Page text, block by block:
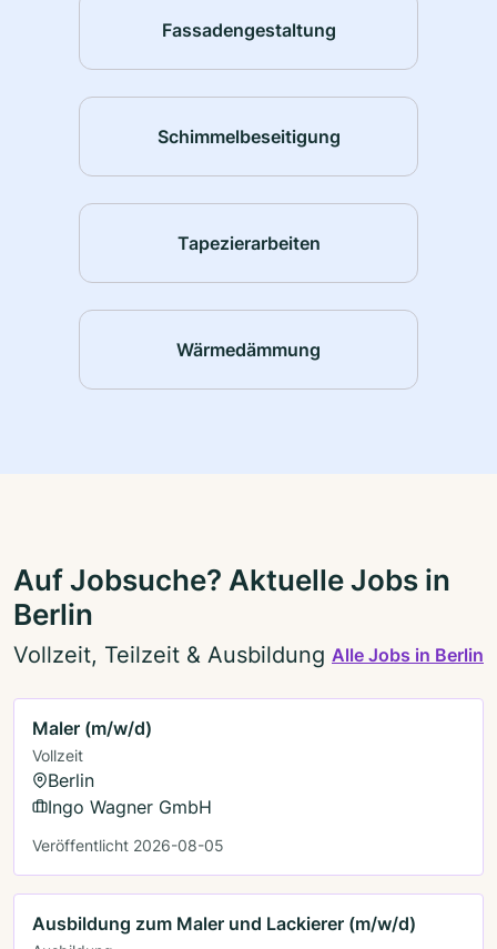
Fassadengestaltung
Schimmelbeseitigung
Tapezierarbeiten
Wärmedämmung
Auf Jobsuche? Aktuelle Jobs in
Berlin
Vollzeit, Teilzeit & Ausbildung Alle Jobs in Berlin
Maler (m/w/d)
Vollzeit
Berlin
Ingo Wagner GmbH
Veröffentlicht 2026-08-05
Ausbildung zum Maler und Lackierer (m/w/d)